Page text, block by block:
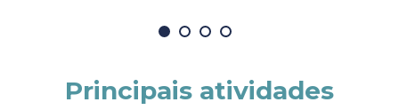
Principais atividades